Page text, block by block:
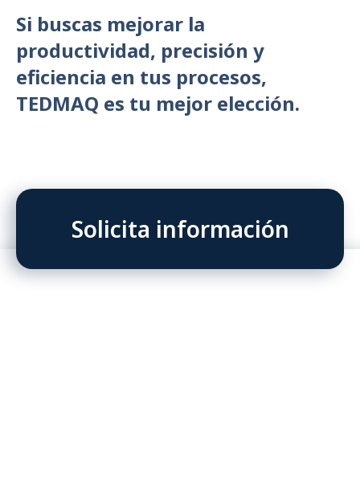
Si buscas mejorar la
productividad, precisión y
eficiencia en tus procesos,
TEDMAQ es tu mejor elección.
Solicita información